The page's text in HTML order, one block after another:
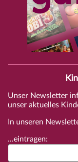
Unser Newsletter
unser aktuelles
In unseren
...eintragen: